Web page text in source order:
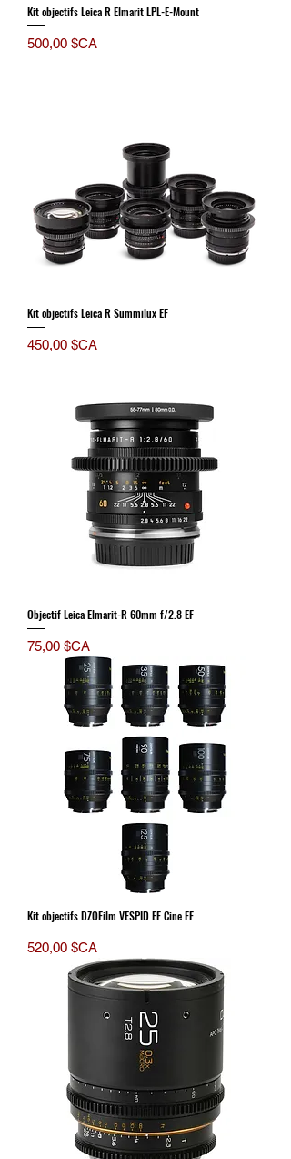
Kit objectifs Leica R Elmarit LPL-E-Mount
Prix
500,00 $CA
Kit objectifs Leica R Summilux EF
Prix
450,00 $CA
Objectif Leica Elmarit-R 60mm f/2.8 EF
Prix
75,00 $CA
Kit objectifs DZOFilm VESPID EF Cine FF
Prix
520,00 $CA